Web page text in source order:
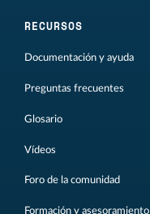
RECURSOS
Documentación y ayuda
Preguntas frecuentes
Glosario
Vídeos
Foro de la comunidad
Formación y asesoramiento